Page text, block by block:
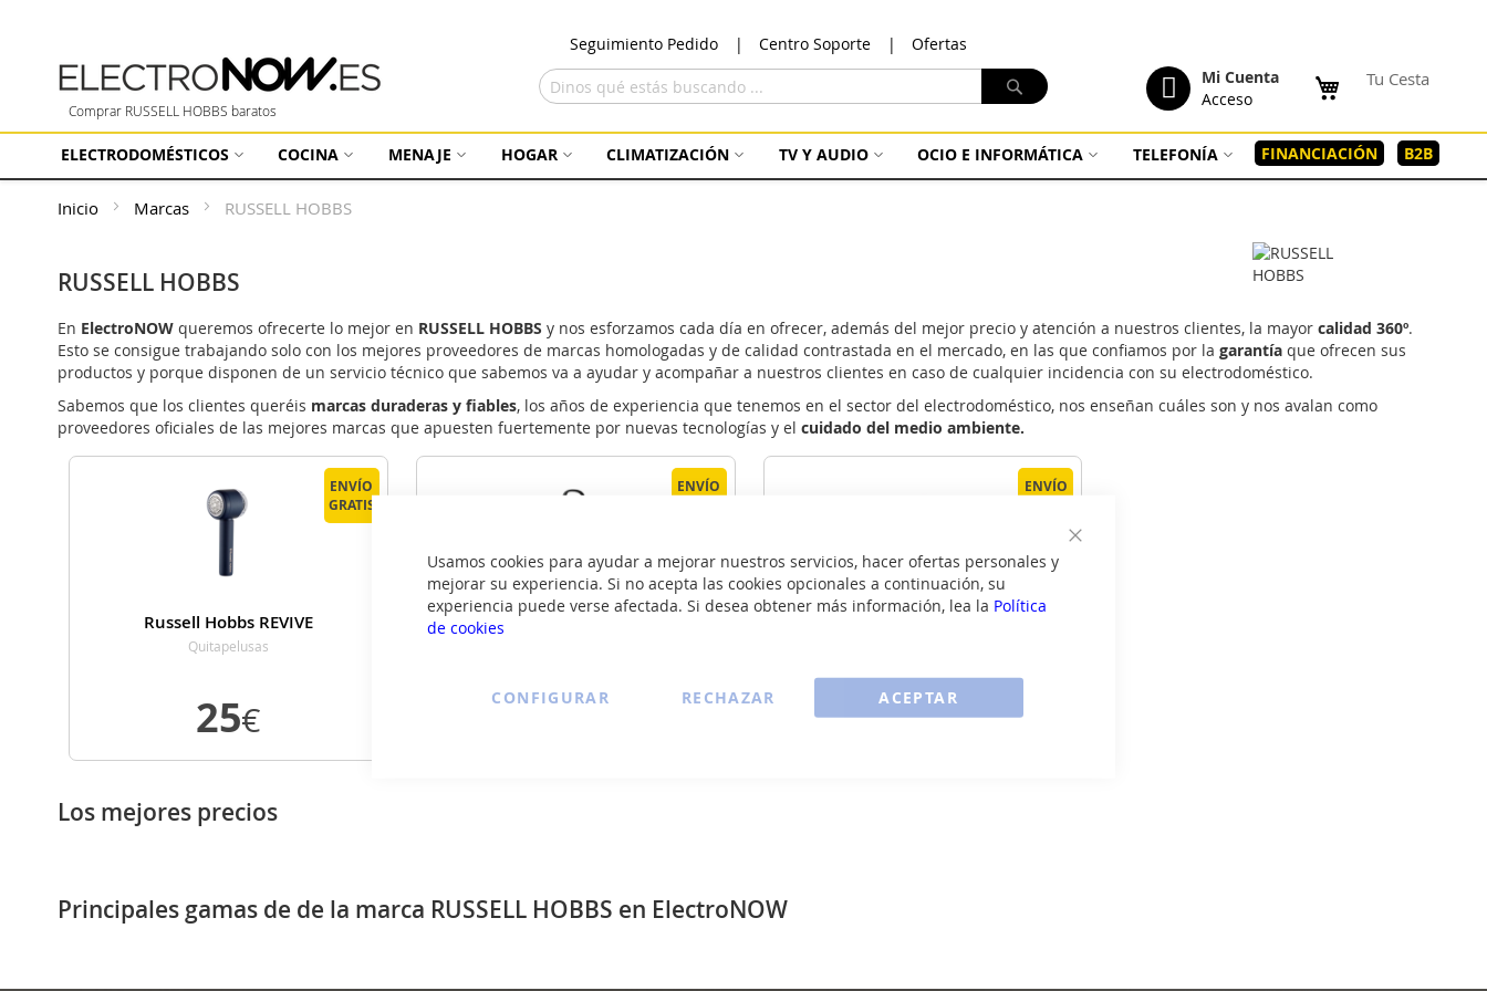
Usamos cookies para ayudar a mejorar nuestros servicios, hacer ofertas personales y
mejorar su experiencia. Si no acepta las cookies opcionales a continuación, su
experiencia puede verse afectada. Si desea obtener más información, lea la Política
de cookies
ACEPTAR
CONFIGURAR RECHAZAR
Seguimiento Pedido Centro Soporte Ofertas
contenido
Comprar RUSSELL HOBBS baratos
Tu Cesta
Mi Cuenta
Acceso
Buscar
ELECTRODOMÉSTICOS COCINA MENAJE HOGAR CLIMATIZACIÓN TV Y AUDIO OCIO E INFORMÁTICA TELEFONÍA FINANCIACIÓN B2B
Inicio Marcas RUSSELL HOBBS
RUSSELL HOBBS
En ElectroNOW queremos ofrecerte lo mejor en RUSSELL HOBBS y nos esforzamos cada día en ofrecer, además del mejor precio y atención a nuestros clientes, la mayor calidad 360º.
Esto se consigue trabajando solo con los mejores proveedores de marcas homologadas y de calidad contrastada en el mercado, en las que confiamos por la garantía que ofrecen sus
productos y porque disponen de un servicio técnico que sabemos va a ayudar y acompañar a nuestros clientes en caso de cualquier incidencia con su electrodoméstico.
Sabemos que los clientes queréis marcas duraderas y fiables, los años de experiencia que tenemos en el sector del electrodoméstico, nos enseñan cuáles son y nos avalan como
proveedores oficiales de las mejores marcas que apuesten fuertemente por nuevas tecnologías y el cuidado del medio ambiente.
ENVÍO
GRATIS
Russell Hobbs REVIVE
Quitapelusas
25€
ENVÍO
Russell Hobbs 22750.56
85
ENVÍO
50€
Los mejores precios
Principales gamas de de la marca RUSSELL HOBBS en ElectroNOW